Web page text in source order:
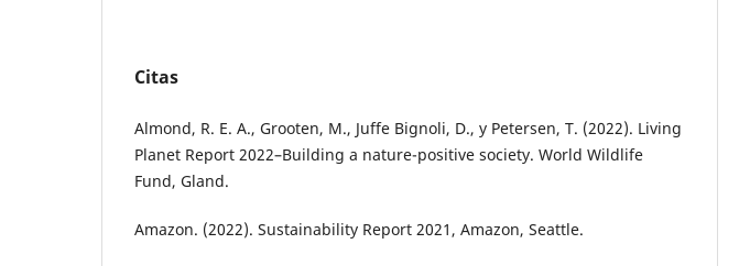
Citas
Almond, R. E. A., Grooten, M., Juffe Bignoli, D., y Petersen, T. (2022). Living
Planet Report 2022–Building a nature-positive society. World Wildlife
Fund, Gland.
Amazon. (2022). Sustainability Report 2021, Amazon, Seattle.